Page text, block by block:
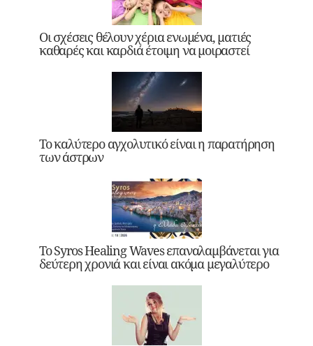
Οι σχέσεις θέλουν χέρια ενωμένα, ματιές
καθαρές και καρδιά έτοιμη να μοιραστεί
Το καλύτερο αγχολυτικό είναι η παρατήρηση
των άστρων
Το Syros Healing Waves επαναλαμβάνεται για
δεύτερη χρονιά και είναι ακόμα μεγαλύτερο